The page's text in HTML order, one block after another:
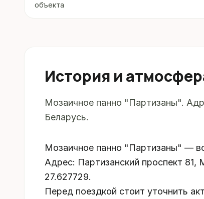
объекта
История и
Мозаичное панно "Партизаны".
Беларусь.
Мозаичное панно "Партизаны" —
Адрес: Партизанский проспект
27.627729.
Перед поездкой стоит уточнить